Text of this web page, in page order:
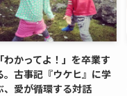
わかってよ！」を卒業す
。古事記『ウケヒ』に学
、愛が循環する対話